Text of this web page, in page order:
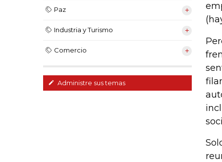
Paz
Industria y Turismo
Comercio
Administre sus temas